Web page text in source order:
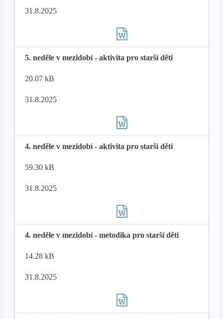
31.8.2025
5. neděle v mezidobí - aktivita pro starší děti
20.07 kB
31.8.2025
4. neděle v mezidobí - aktivita pro starší děti
59.30 kB
31.8.2025
4. neděle v mezidobí - metodika pro starší děti
14.28 kB
31.8.2025